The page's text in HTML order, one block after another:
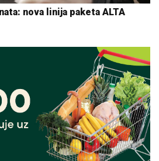
nova linija paketa ALTA